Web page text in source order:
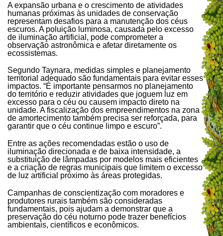
A expansão urbana e o crescimento de atividades
humanas próximas às unidades de conservação
representam desafios para a manutenção dos céus
escuros. A poluição luminosa, causada pelo excesso
de iluminação artificial, pode comprometer a
observação astronômica e afetar diretamente os
ecossistemas.
Segundo Taynara, medidas simples e planejamento
territorial adequado são fundamentais para evitar esses
impactos. “É importante pensarmos no planejamento
do território e reduzir atividades que joguem luz em
excesso para o céu ou causem impacto direto na
unidade. A fiscalização dos empreendimentos na zona
de amortecimento também precisa ser reforçada, para
garantir que o céu continue limpo e escuro”.
Entre as ações recomendadas estão o uso de
iluminação direcionada e de baixa intensidade, a
substituição de lâmpadas por modelos mais eficientes
e a criação de regras municipais que limitem o excesso
de luz artificial próximo às áreas protegidas.
Campanhas de conscientização com moradores e
produtores rurais também são consideradas
fundamentais, pois ajudam a demonstrar que a
preservação do céu noturno pode trazer benefícios
ambientais, científicos e econômicos.